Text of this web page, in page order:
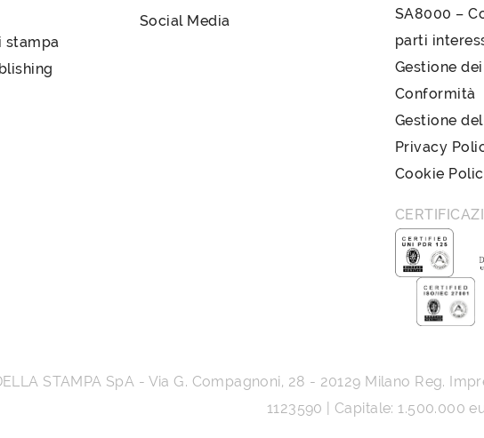
stampa
Social Media
SA8000 –
parti
Gestione
Conformità
Gestione
Privacy
Cookie
STAMPA SpA - Via G. Compagnoni, 28 - 20129 Milano Reg.
1123590 | Capitale: 1.500.000